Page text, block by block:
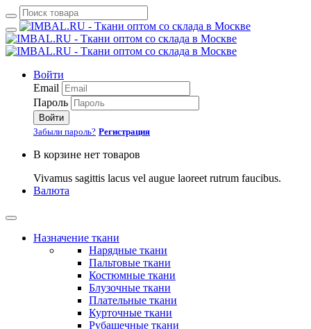
Войти
Email
Пароль
Войти
Забыли пароль? Регистрация
В корзине нет товаров
Vivamus sagittis lacus vel augue laoreet rutrum faucibus.
Валюта
Назначение ткани
Нарядные ткани
Пальтовые ткани
Костюмные ткани
Блузочные ткани
Плательные ткани
Курточные ткани
Рубашечные ткани